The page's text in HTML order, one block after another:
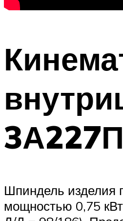
3А227П
Шпиндель изделия
мощностью 0,75